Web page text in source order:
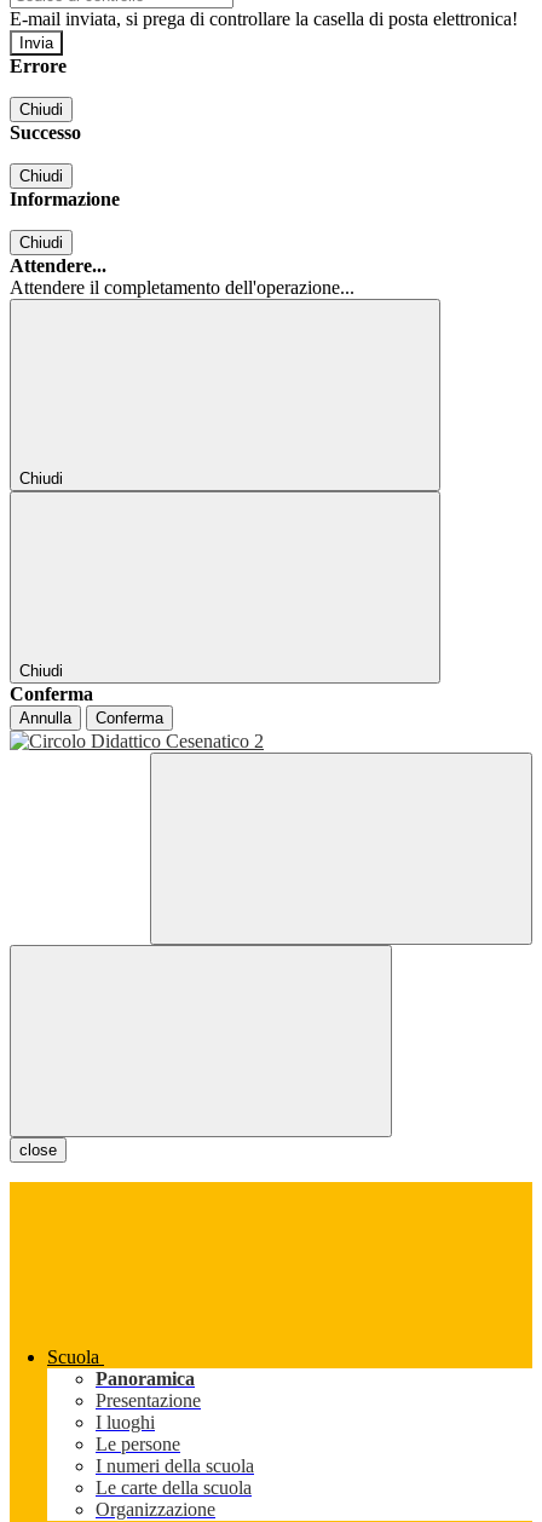
E-mail inviata, si prega di controllare la casella di posta elettronica!
Errore
Chiudi
Successo
Chiudi
Informazione
Chiudi
Attendere...
Attendere il completamento dell'operazione...
Chiudi
Chiudi
Conferma
Annulla Conferma
close
Scuola
Panoramica
Presentazione
I luoghi
Le persone
I numeri della scuola
Le carte della scuola
Organizzazione